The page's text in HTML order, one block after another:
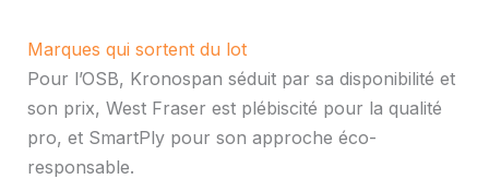
Marques qui sortent du lot
Pour l’OSB, Kronospan séduit par sa disponibilité et
son prix, West Fraser est plébiscité pour la qualité
pro, et SmartPly pour son approche éco-
responsable.